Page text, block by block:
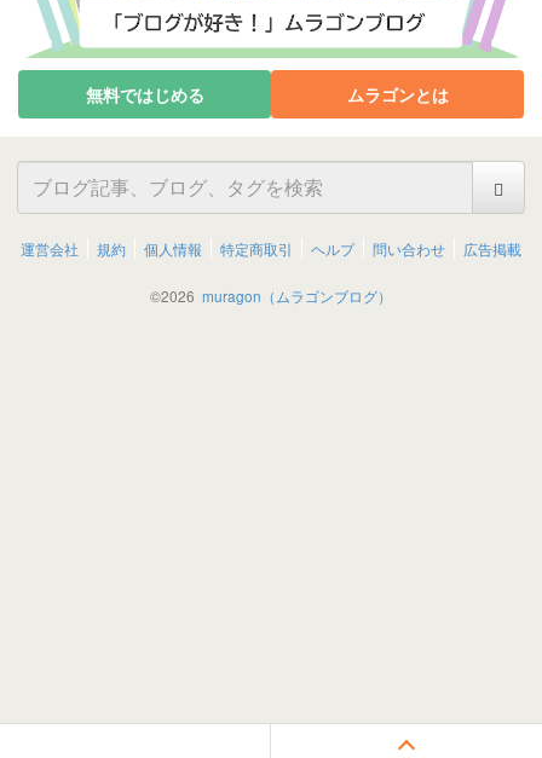
無料ではじめる ムラゴンとは
運営会社 規約 個人情報 特定商取引 ヘルプ 問い合わせ 広告掲載
©2026 muragon（ムラゴンブログ）